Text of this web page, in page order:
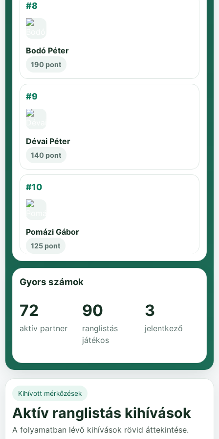
#8
Bodó Péter
190 pont
#9
Dévai Péter
140 pont
#10
Pomázi Gábor
125 pont
Gyors számok
72
aktív partner
90
ranglistás
játékos
3
jelentkező
Kihívott mérkőzések
Aktív ranglistás kihívások
A folyamatban lévő kihívások rövid áttekintése.